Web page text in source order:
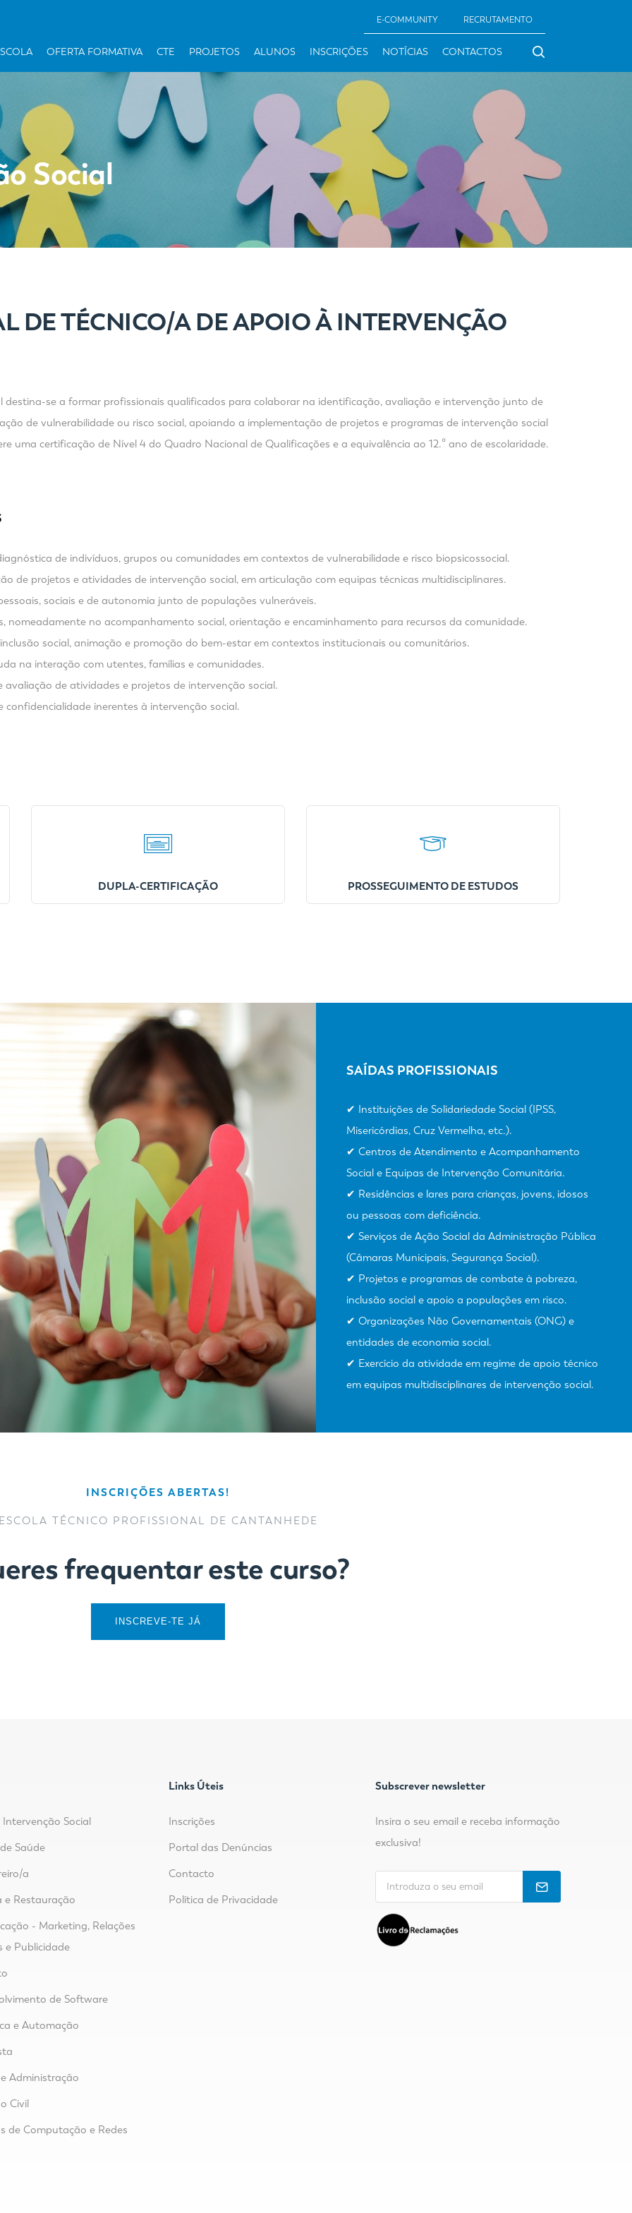
E-COMMUNITY RECRUTAMENTO
OFERTA FORMATIVA CTE PROJETOS ALUNOS INSCRIÇÕES NOTÍCIAS CONTACTOS
Social
DE TÉCNICO/A DE APOIO À INTERVENÇÃO
destina-se a formar profissionais qualificados para colaborar na identificação, avaliação e intervenção junto de
de vulnerabilidade ou risco social, apoiando a implementação de projetos e programas de intervenção social
uma certificação de Nível 4 do Quadro Nacional de Qualificações e a equivalência ao 12.º ano de escolaridade.
de indivíduos, grupos ou comunidades em contextos de vulnerabilidade e risco biopsicossocial.
de projetos e atividades de intervenção social, em articulação com equipas técnicas multidisciplinares.
sociais e de autonomia junto de populações vulneráveis.
no acompanhamento social, orientação e encaminhamento para recursos da comunidade.
social, animação e promoção do bem-estar em contextos institucionais ou comunitários.
na interação com utentes, famílias e comunidades.
de atividades e projetos de intervenção social.
inerentes à intervenção social.
DUPLA-CERTIFICAÇÃO PROSSEGUIMENTO DE ESTUDOS
SAÍDAS PROFISSIONAIS
✔ Instituições de Solidariedade Social (IPSS,
Misericórdias, Cruz Vermelha, etc.).
✔ Centros de Atendimento e Acompanhamento
Social e Equipas de Intervenção Comunitária.
✔ Residências e lares para crianças, jovens, idosos
ou pessoas com deficiência.
✔ Serviços de Ação Social da Administração Pública
(Câmaras Municipais, Segurança Social).
✔ Projetos e programas de combate à pobreza,
inclusão social e apoio a populações em risco.
✔ Organizações Não Governamentais (ONG) e
entidades de economia social.
✔ Exercício da atividade em regime de apoio técnico
em equipas multidisciplinares de intervenção social.
INSCRIÇÕES ABERTAS!
TÉCNICO PROFISSIONAL DE CANTANHEDE
frequentar este curso?
INSCREVE-TE JÁ
Social
Saúde
a
e Restauração
- Marketing, Relações
e Publicidade
de Software
e Automação
Administração
Civil
de Computação e Redes
Links Úteis
Inscrições
Portal das Denúncias
Contacto
Política de Privacidade
Subscrever newsletter
Insira o seu email e receba informação
exclusiva!